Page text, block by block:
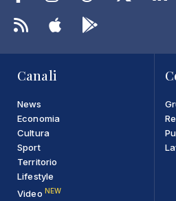
Canali
News
Economia
Cultura
Sport
Territorio
Lifestyle
Video NEW